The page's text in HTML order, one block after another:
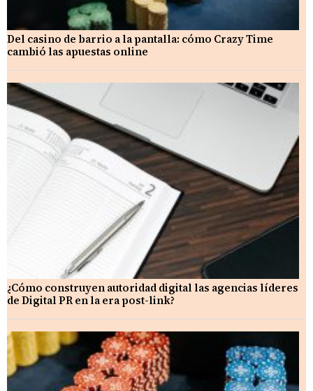
Del casino de barrio a la pantalla: cómo Crazy Time
cambió las apuestas online
¿Cómo construyen autoridad digital las agencias líderes
de Digital PR en la era post-link?